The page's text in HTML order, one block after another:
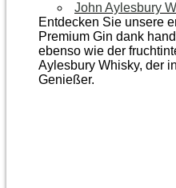
John Aylesbury
Entdecken Sie unsere
Premium Gin dank
ebenso wie der
Aylesbury Whisky, der
Genießer.